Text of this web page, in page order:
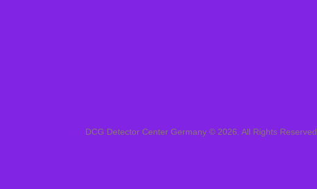
DCG Detector Center Germany © 2026. All Rights Reserved.